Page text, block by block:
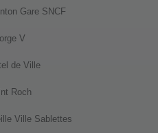
Gare SNCF
V
de Ville
Roch
Ville Sablettes